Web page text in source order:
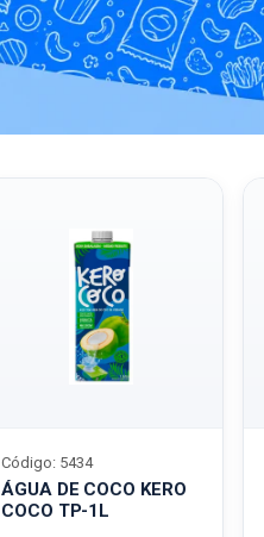
ÁGUA DE COCO KERO
COCO TP-1L
Código: 5434